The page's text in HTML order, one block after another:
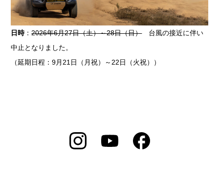
日時：2026年6月27日（土）～28日（日）台風の接近に伴い
中止となりました。
（延期日程：9月21日（月祝）～22日（火祝））